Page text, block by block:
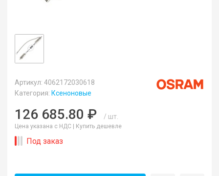
Артикул: 4062172030618
Категория: Ксеноновые
126 685.80 ₽ / шт.
Цена указана с НДС | Купить дешевле
Под заказ